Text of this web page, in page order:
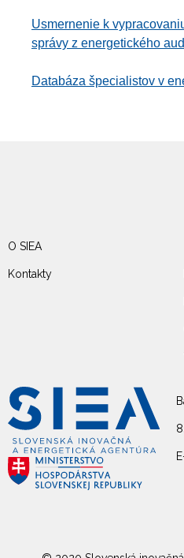
Usmernenie k
správy z energetického
Databáza špecialistov v
O SIEA
Kontakty